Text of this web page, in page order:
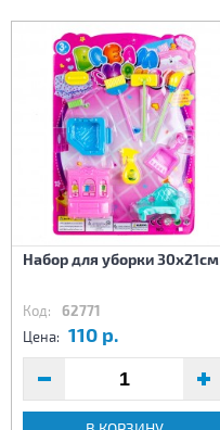
Набор для уборки 30х21см
Код: 62771
Цена: 110 р.